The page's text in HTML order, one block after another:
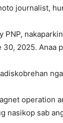
journalist,
PNP,
2025. Anaa
operation
nasikop sab